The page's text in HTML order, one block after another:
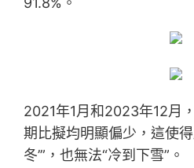
2021年1月和2023年12月
期比擬均明顯偏少，這使得
冬’”，也無法“冷到下雪”。